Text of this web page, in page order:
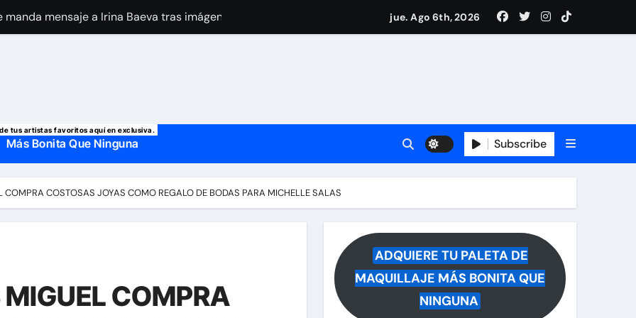
manda mensaje a Irina Baeva tras imágenes junto a Giovanni Medina y revela lo que muchos querían saber
jue. Ago 6th, 2026
tus artistas favoritos aquí en exclusiva.
Más Bonita Que Ninguna Subscribe
COMPRA COSTOSAS JOYAS COMO REGALO DE BODAS PARA MICHELLE SALAS
COMPRA
ADQUIERE TU PALETA DE
MAQUILLAJE MÁS BONITA QUE
NINGUNA